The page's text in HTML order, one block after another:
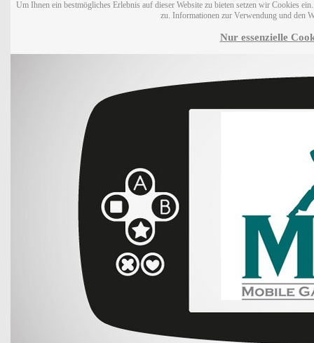
Um Ihnen ein bestmögliches Erlebnis auf dieser Website zu bieten setzen wir Cookies
zu. Informationen zur Verwendung und den
Nur essenzielle